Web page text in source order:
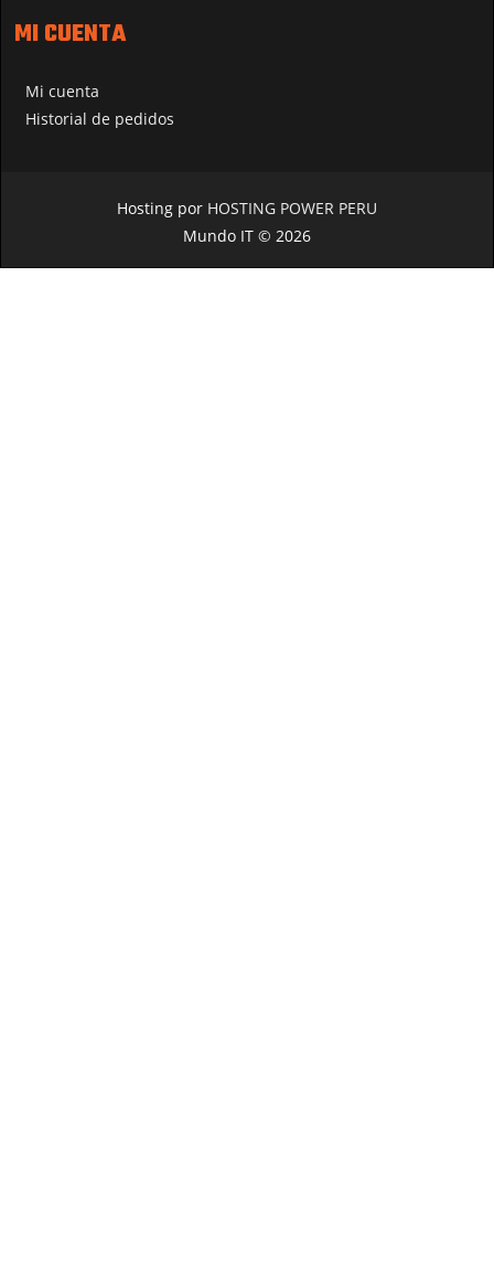
MI CUENTA
Mi cuenta
Historial de pedidos
Hosting por HOSTING POWER PERU
Mundo IT © 2026